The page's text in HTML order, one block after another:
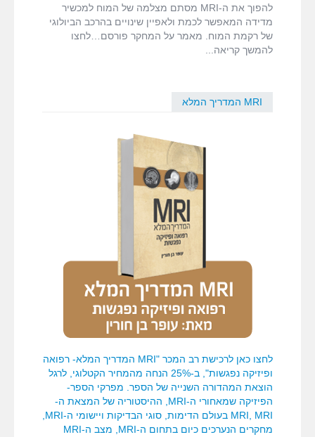
להפוך את ה-MRI מסתם מצלמה של המוח למכשיר
מדידה המאפשר לכמת ולאפיין שינויים בהרכב הביולוגי
של רקמת המוח. מאמר על המחקר פורסם…לחצו
להמשך קריאה
MRI המדריך המלא
לחצו כאן לרכישת רב המכר "MRI המדריך המלא- רפואה
ופיזיקה נפגשות", ב-25% הנחה מהמחיר הקטלוגי, לרגל
הוצאת המהדורה השנייה של הספר. מפרקי הספר-
הפיזיקה שמאחורי ה-MRI, ההיסטוריה של המצאת ה-
מחקרים הנערכים כיום בתחום ה-MRI, מצב ה-MRI